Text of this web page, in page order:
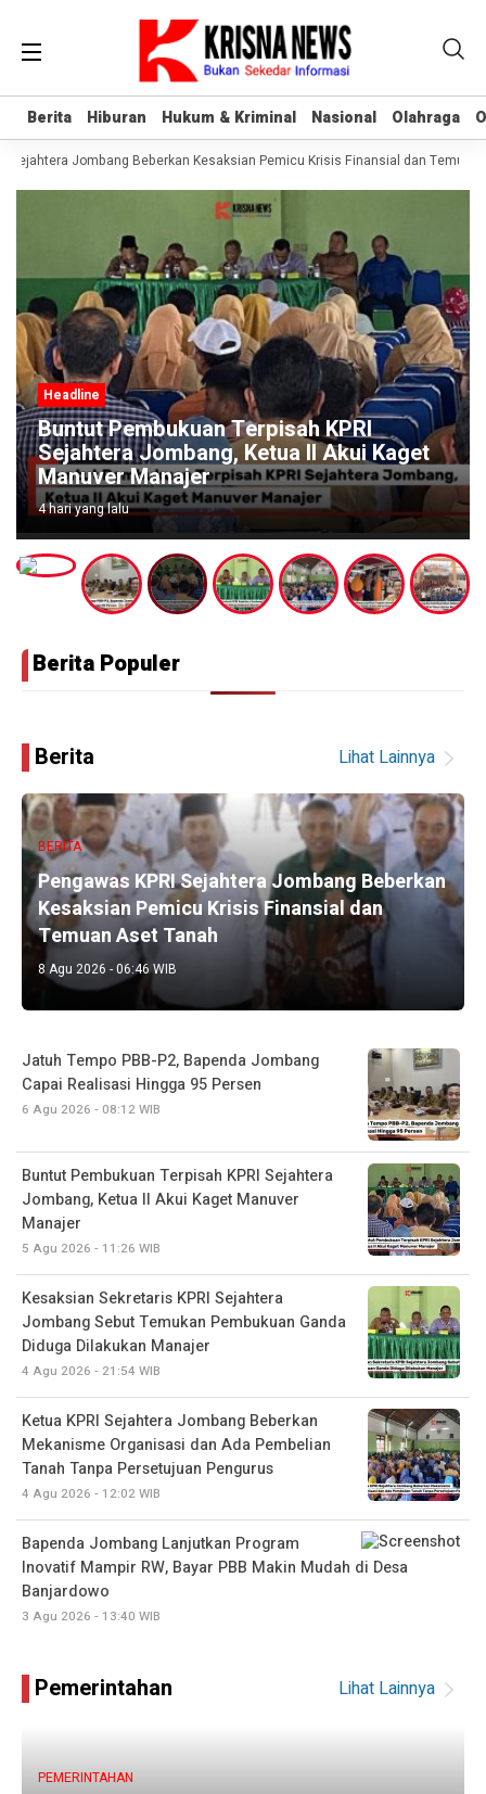
Berita Hiburan Hukum & Kriminal Nasional Olahraga
Berita Hiburan Hukum & Kriminal Nasional Olahraga
Jombang Beberkan Kesaksian Pemicu Krisis Finansial dan Temuan
Headline
Buntut Pembukuan Terpisah KPRI
Sejahtera Jombang, Ketua II Akui Kaget
Manuver Manajer
4 hari yang lalu
Berita Populer
Krisna
News
Berita Lihat Lainnya
BERITA
Pengawas KPRI Sejahtera Jombang Beberkan
Kesaksian Pemicu Krisis Finansial dan
Temuan Aset Tanah
8 Agu 2026 - 06:46 WIB
Jatuh Tempo PBB-P2, Bapenda Jombang
Capai Realisasi Hingga 95 Persen
6 Agu 2026 - 08:12 WIB
Buntut Pembukuan Terpisah KPRI Sejahtera
Jombang, Ketua II Akui Kaget Manuver
Manajer
5 Agu 2026 - 11:26 WIB
Kesaksian Sekretaris KPRI Sejahtera
Jombang Sebut Temukan Pembukuan Ganda
Diduga Dilakukan Manajer
4 Agu 2026 - 21:54 WIB
Ketua KPRI Sejahtera Jombang Beberkan
Mekanisme Organisasi dan Ada Pembelian
Tanah Tanpa Persetujuan Pengurus
4 Agu 2026 - 12:02 WIB
Bapenda Jombang Lanjutkan Program
Inovatif Mampir RW, Bayar PBB Makin Mudah di Desa
Banjardowo
3 Agu 2026 - 13:40 WIB
Pemerintahan Lihat Lainnya
PEMERINTAHAN